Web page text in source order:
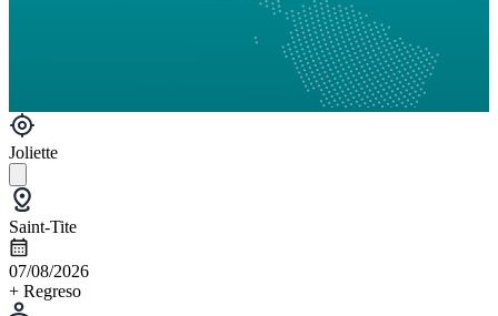
Joliette
Saint-Tite
07/08/2026
+ Regreso